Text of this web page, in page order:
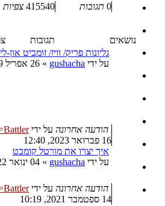
0 תגובות 415540 צפיות
נושאים
תגובות
גליונות פריק/ וויז/ זומביט און-
על ידי gushacha
» 26 אפריל 2009, 15:21
הודעה אחרונה על ידי
16 פברואר 2023, 12:40
איך יצרו את מורטל קומבט
על ידי gushacha
» 04 ינואר 2022, 20:55
הודעה אחרונה על ידי
14 ספטמבר 2021, 10:19